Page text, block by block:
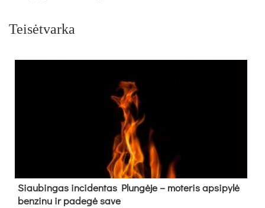
Teisėtvarka
Siau­bin­gas in­ci­den­tas Plun­gė­je – mo­te­ris ap­si­py­lė
ben­zi­nu ir pa­de­gė sa­ve